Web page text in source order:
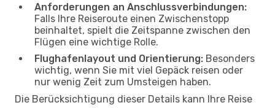
Anforderungen an Anschlussverbindungen:
Falls Ihre Reiseroute einen Zwischenstopp
beinhaltet, spielt die Zeitspanne zwischen den
Flügen eine wichtige Rolle.
Flughafenlayout und Orientierung: Besonders
wichtig, wenn Sie mit viel Gepäck reisen oder
nur wenig Zeit zum Umsteigen haben.
Die Berücksichtigung dieser Details kann Ihre Reise